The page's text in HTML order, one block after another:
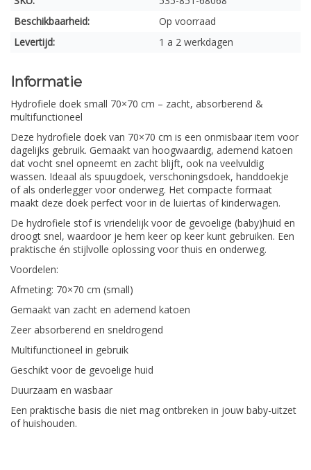
Beschikbaarheid:
Op voorraad
Levertijd:
1 a 2 werkdagen
Informatie
Hydrofiele doek small 70×70 cm – zacht, absorberend &
multifunctioneel
Deze hydrofiele doek van 70×70 cm is een onmisbaar item voor
dagelijks gebruik. Gemaakt van hoogwaardig, ademend katoen
dat vocht snel opneemt en zacht blijft, ook na veelvuldig
wassen. Ideaal als spuugdoek, verschoningsdoek, handdoekje
of als onderlegger voor onderweg. Het compacte formaat
maakt deze doek perfect voor in de luiertas of kinderwagen.
De hydrofiele stof is vriendelijk voor de gevoelige (baby)huid en
droogt snel, waardoor je hem keer op keer kunt gebruiken. Een
praktische én stijlvolle oplossing voor thuis en onderweg.
Voordelen:
Afmeting: 70×70 cm (small)
Gemaakt van zacht en ademend katoen
Zeer absorberend en sneldrogend
Multifunctioneel in gebruik
Geschikt voor de gevoelige huid
Duurzaam en wasbaar
Een praktische basis die niet mag ontbreken in jouw baby-uitzet
of huishouden.